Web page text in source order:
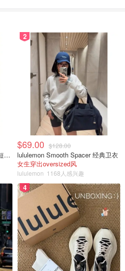
款是各自为战，相互对抗的。另
。但是两款游戏的地图，规则，
要就是看积分是各自算还是按团
化多端，经常出乎预料，甚至还
穷。
lululemon Softstreme 女士高腰短裤 10cm
2
$69.00 $128.00
lululemon Smooth Spacer 经典卫衣
女生穿出oversized风
lululemon 1168人感兴趣
4